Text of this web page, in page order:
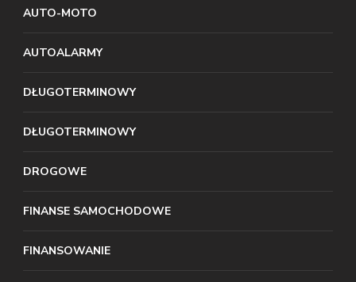
AUTO-MOTO
AUTOALARMY
DŁUGOTERMINOWY
DŁUGOTERMINOWY
DROGOWE
FINANSE SAMOCHODOWE
FINANSOWANIE